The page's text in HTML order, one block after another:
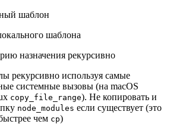
шаблон
шаблона
назначения рекурсивно
рекурсивно используя самые
системные вызовы (на macOS
copy_file_range). Не копировать и
node_modules если существует (это
чем cp)